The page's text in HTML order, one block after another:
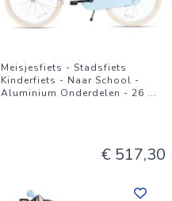
Meisjesfiets - Stadsfiets
Kinderfiets - Naar School -
Aluminium Onderdelen - 26 ...
€ 517,30